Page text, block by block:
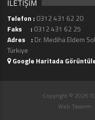
İLETİŞİM
Telefon : 0312 431 62 20
Faks : 0312 431 62 25
Adres : Dr. Mediha Eldem
Türkiye
Google Haritada
Copyright © 2026
Web Tasarım :